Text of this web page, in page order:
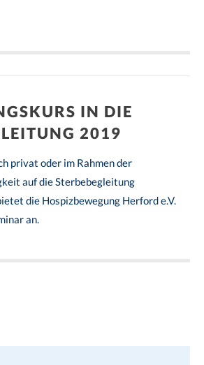
IN DIE
2019
privat oder im Rahmen der
auf die Sterbebegleitung
die Hospizbewegung Herford e.V.
an.